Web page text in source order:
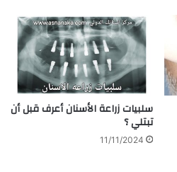
سلبيات زراعة الأسنان أعرف قبل أن
تبتلي ؟
11/11/2024